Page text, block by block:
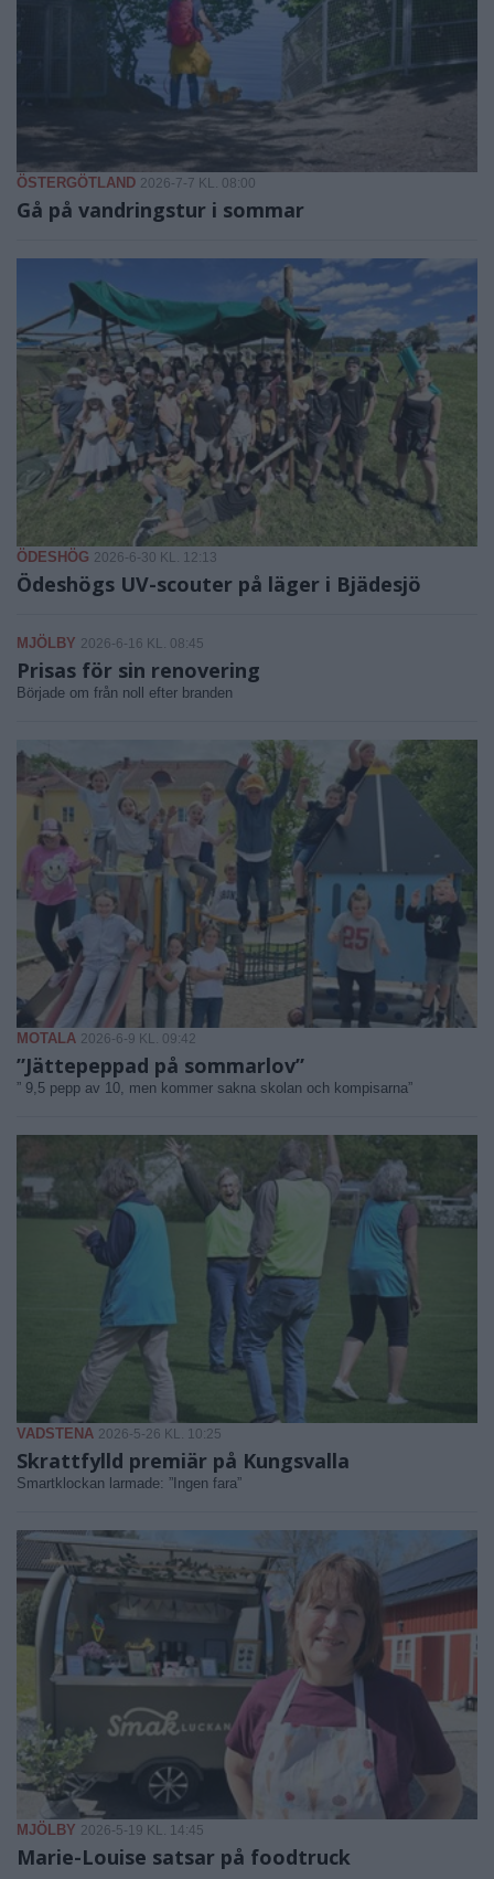
ÖSTERGÖTLAND 2026-7-7 KL. 08:00
Gå på vandringstur i sommar
ÖDESHÖG 2026-6-30 KL. 12:13
Ödeshögs UV-scouter på läger i Bjädesjö
MJÖLBY 2026-6-16 KL. 08:45
Prisas för sin renovering
Började om från noll efter branden
MOTALA 2026-6-9 KL. 09:42
”Jättepeppad på sommarlov”
” 9,5 pepp av 10, men kommer sakna skolan och kompisarna”
VADSTENA 2026-5-26 KL. 10:25
Skrattfylld premiär på Kungsvalla
Smartklockan larmade: ”Ingen fara”
MJÖLBY 2026-5-19 KL. 14:45
Marie-Louise satsar på foodtruck